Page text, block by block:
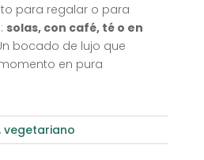
para regalar o para
solas, con café, té o en
bocado de lujo que
en pura
, vegetariano